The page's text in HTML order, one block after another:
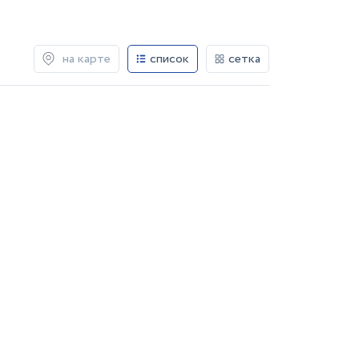
на карте список сетка